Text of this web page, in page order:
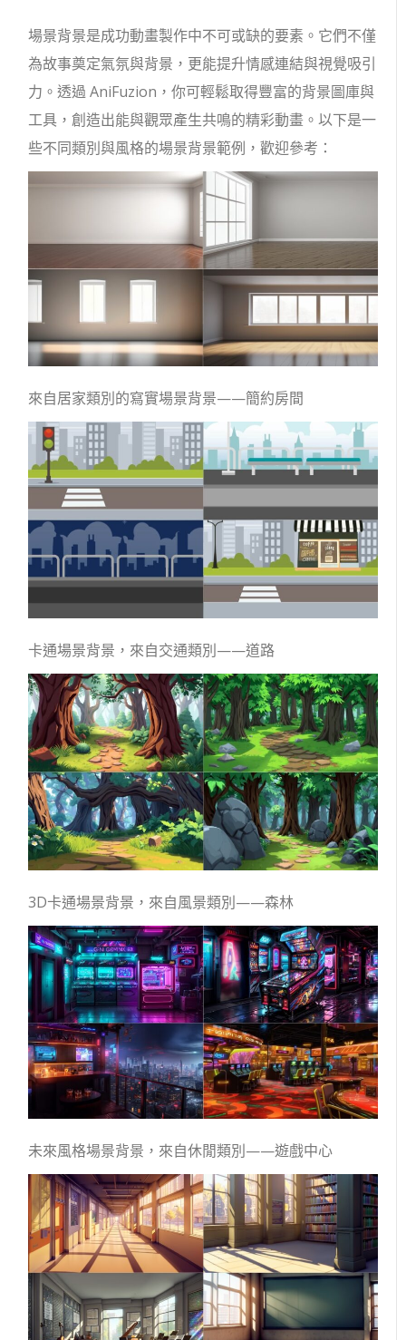
場景背景是成功動畫製作中不可或缺的要素。它們不僅
為故事奠定氣氛與背景，更能提升情感連結與視覺吸引
力。透過 AniFuzion，你可輕鬆取得豐富的背景圖庫與
工具，創造出能與觀眾產生共鳴的精彩動畫。以下是一
些不同類別與風格的場景背景範例，歡迎參考：
來自居家類別的寫實場景背景——簡約房間
卡通場景背景，來自交通類別——道路
3D卡通場景背景，來自風景類別——森林
未來風格場景背景，來自休閒類別——遊戲中心